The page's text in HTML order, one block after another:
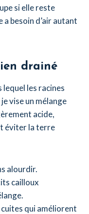
si elle reste
a besoin d’air autant
drainé
lequel les racines
vise un mélange
acide,
éviter la terre
alourdir.
cailloux
qui améliorent